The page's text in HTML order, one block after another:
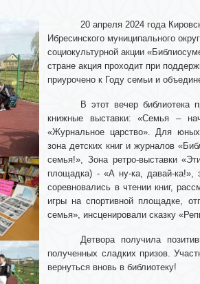
20 апреля 2024 года
Ибресинского муниципального
социокультурной акции
стране акция проходит при
приурочено к Году семьи и
В этот вечер библиотека
книжные выставки: «Семья –
«Журнальное царство». Для
зона детских книг и журналов
семья!», Зона ретро-выставки
площадка) - «А ну-ка, давай-ка!»,
соревновались в чтении книг,
игры на спортивной площадке,
семья», инсценировали сказку
Детвора получила
полученных сладких призов.
вернуться вновь в библиотеку!